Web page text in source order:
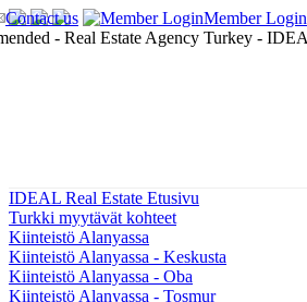
Contact us Member Login
IDEAL Real Estate Etusivu
Turkki myytävät kohteet
Kiinteistö Alanyassa
Kiinteistö Alanyassa - Keskusta
Kiinteistö Alanyassa - Oba
Kiinteistö Alanyassa - Tosmur